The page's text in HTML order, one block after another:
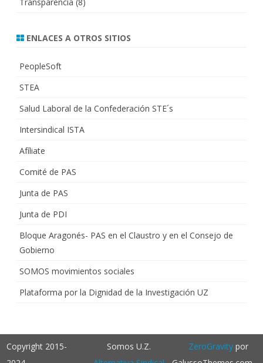
ENLACES A OTROS SITIOS
PeopleSoft
STEA
Salud Laboral de la Confederación STE´s
Intersindical ISTA
Afíliate
Comité de PAS
Junta de PAS
Junta de PDI
Bloque Aragonés- PAS en el Claustro y en el Consejo de
Gobierno
SOMOS movimientos sociales
Plataforma por la Dignidad de la Investigación UZ
Copyright 2015-
Somos U.Z.
ZeroGravitypor